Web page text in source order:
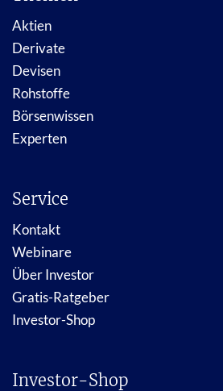
Aktien
Derivate
Devisen
Rohstoffe
Börsenwissen
Experten
Service
Kontakt
Webinare
Über Investor
Gratis-Ratgeber
Investor-Shop
Investor-Shop